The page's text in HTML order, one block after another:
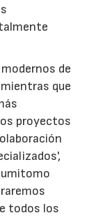
de
que
proyectos
todos los